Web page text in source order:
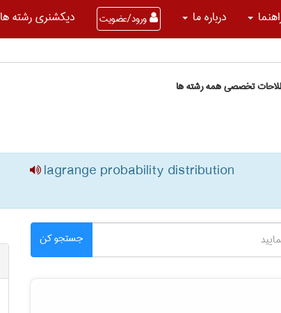
درباره ما ورود/عضویت دیکشنری رشته ها
تخصصی همه رشته ها
lagrange probability distribution
جستجو کن